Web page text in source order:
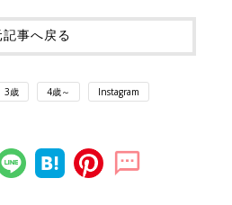
記事へ戻る
3歳 4歳～ Instagram